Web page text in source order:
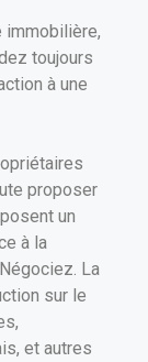
immobilière,
toujours
à une
proposer
un
à la
La
sur le
et autres